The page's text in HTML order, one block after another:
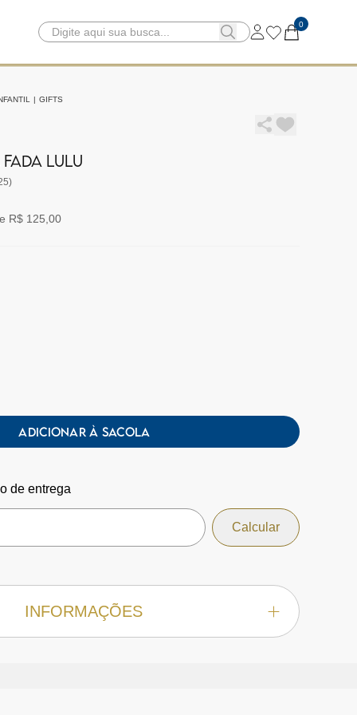
0
| GIFTS
LULU
R$ 125,00
ADICIONAR À SACOLA
de entrega
INFORMAÇÕES